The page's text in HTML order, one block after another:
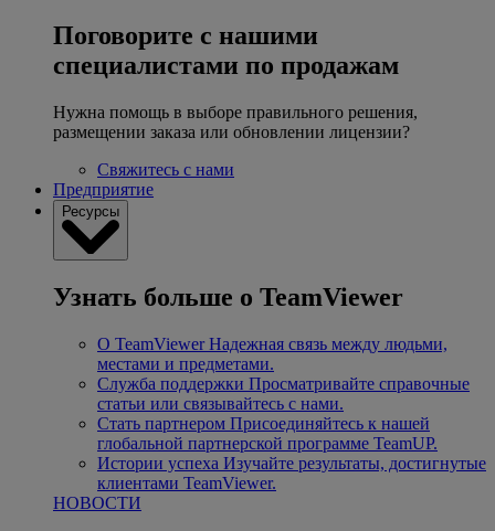
Поговорите с нашими
специалистами по продажам
Нужна помощь в выборе правильного решения,
размещении заказа или обновлении лицензии?
Свяжитесь с нами
Предприятие
Ресурсы
Узнать больше о TeamViewer
О TeamViewer Надежная связь между людьми,
местами и предметами.
Служба поддержки Просматривайте справочные
статьи или связывайтесь с нами.
Стать партнером Присоединяйтесь к нашей
глобальной партнерской программе TeamUP.
Истории успеха Изучайте результаты, достигнутые
клиентами TeamViewer.
НОВОСТИ